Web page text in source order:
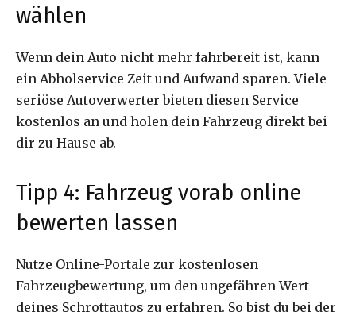
wählen
Wenn dein Auto nicht mehr fahrbereit ist, kann
ein Abholservice Zeit und Aufwand sparen. Viele
seriöse Autoverwerter bieten diesen Service
kostenlos an und holen dein Fahrzeug direkt bei
dir zu Hause ab.
Tipp 4: Fahrzeug vorab online
bewerten lassen
Nutze Online-Portale zur kostenlosen
Fahrzeugbewertung, um den ungefähren Wert
deines Schrottautos zu erfahren. So bist du bei der